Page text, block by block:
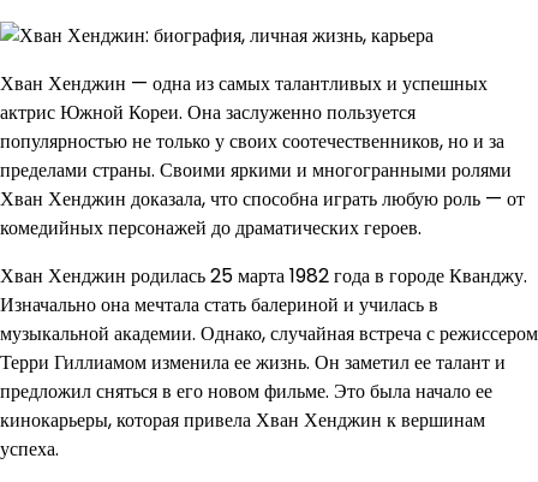
Хван Хенджин — одна из самых талантливых и успешных
актрис Южной Кореи. Она заслуженно пользуется
популярностью не только у своих соотечественников, но и за
пределами страны. Своими яркими и многогранными ролями
Хван Хенджин доказала, что способна играть любую роль — от
комедийных персонажей до драматических героев.
Хван Хенджин родилась 25 марта 1982 года в городе Кванджу.
Изначально она мечтала стать балериной и училась в
музыкальной академии. Однако, случайная встреча с режиссером
Терри Гиллиамом изменила ее жизнь. Он заметил ее талант и
предложил сняться в его новом фильме. Это была начало ее
кинокарьеры, которая привела Хван Хенджин к вершинам
успеха.